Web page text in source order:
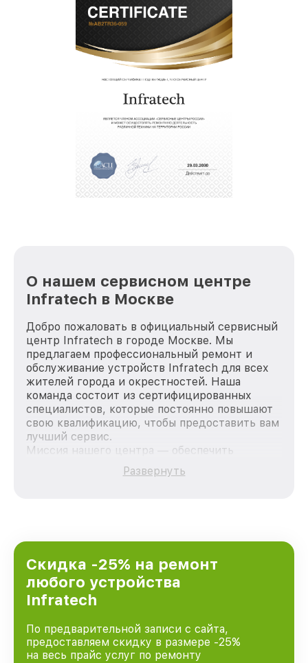
О нашем сервисном центре
Infratech в Москве
Добро пожаловать в официальный сервисный
центр Infratech в городе Москве. Мы
предлагаем профессиональный ремонт и
обслуживание устройств Infratech для всех
жителей города и окрестностей. Наша
команда состоит из сертифицированных
специалистов, которые постоянно повышают
свою квалификацию, чтобы предоставить вам
лучший сервис.
Миссия нашего центра — обеспечить
качественный и доступный ремонт для
каждого пользователя продукции Infratech,
городе Москве, постоянно повышая уровень
доверия и лояльности наших клиентов.
Развернуть
Скидка -25% на ремонт
любого устройства
Infratech
По предварительной записи с сайта,
предоставляем скидку в размере -25%
на весь прайс услуг по ремонту